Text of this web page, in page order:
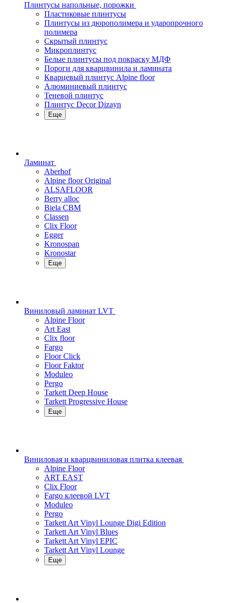
Плинтусы напольные, порожки
Пластиковые плинтусы
Плинтусы из дюрополимера и ударопрочного
полимера
Скрытый плинтус
Микроплинтус
Белые плинтусы под покраску МДФ
Пороги для кварцвинила и ламината
Кварцевый плинтус Alpine floor
Алюминиевый плинтус
Теневой плинтус
Плинтус Decor Dizayn
Еще
Ламинат
Aberhof
Alpine floor Original
ALSAFLOOR
Berry alloc
Biela CBM
Classen
Clix Floor
Egger
Kronospan
Kronostar
Еще
Виниловый ламинат LVT
Alpine Floor
Art East
Clix floor
Fargo
Floor Click
Floor Faktor
Moduleo
Pergo
Tarkett Deep House
Tarkett Progressive House
Еще
Виниловая и кварцвиниловая плитка клеевая
Alpine Floor
ART EAST
Clix Floor
Fargo клеевой LVT
Moduleo
Pergo
Tarkett Art Vinyl Lounge Digi Edition
Tarkett Art Vinyl Blues
Tarkett Art Vinyl EPIC
Tarkett Art Vinyl Lounge
Еще